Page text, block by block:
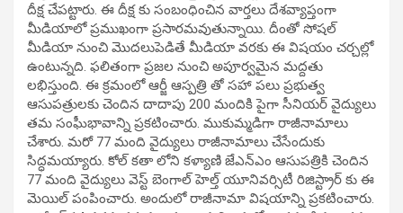
దీక్ష చేపట్టారు. ఈ దీక్ష కు సంబంధించిన వార్తలు దేశవ్యాప్తంగా
మీడియాలో ప్రముఖంగా ప్రసారమవుతున్నాయి. దీంతో సోషల్
మీడియా నుంచి మొదలుపెడితే మీడియా వరకు ఈ విషయం చర్చల్లో
ఉంటున్నది. ఫలితంగా ప్రజల నుంచి అపూర్వమైన మద్దతు
లభిస్తుంది. ఈ క్రమంలో ఆర్జీ ఆస్పత్రి తో సహా పలు ప్రభుత్వ
ఆసుపత్రులకు చెందిన దాదాపు 200 మందికి పైగా సీనియర్ వైద్యులు
తమ సంఘీభావాన్ని ప్రకటించారు. ముకుమ్మడిగా రాజీనామాలు
చేశారు. మరో 77 మంది వైద్యులు రాజీనామాలు చేసేందుకు
సిద్ధమయ్యారు. కోల్ కతా లోని కళ్యాణి జేఎన్ఎం ఆసుపత్రికి చెందిన
77 మంది వైద్యులు వెస్ట్ బెంగాల్ హెల్త్ యూనివర్సిటీ రిజిస్ట్రార్ కు ఈ
మెయిల్ పంపించారు. అందులో రాజీనామా విషయాన్ని ప్రకటించారు.